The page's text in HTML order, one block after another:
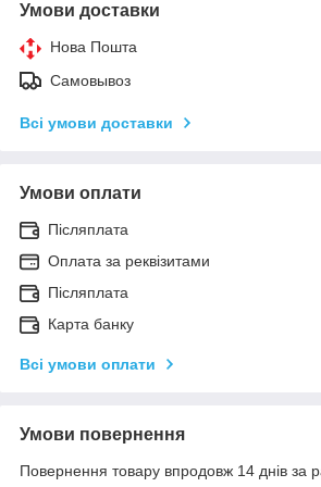
Умови доставки
Нова Пошта
Самовывоз
Всі умови доставки
Умови оплати
Післяплата
Оплата за реквізитами
Післяплата
Карта банку
Всі умови оплати
Умови повернення
Повернення товару впродовж 14 днів за